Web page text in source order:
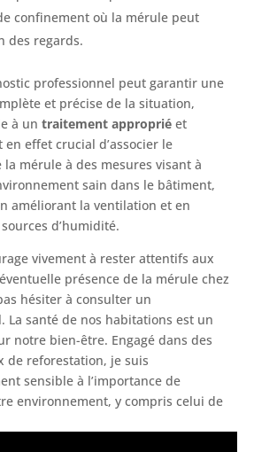
confinement où la mérule peut
des regards.
professionnel peut garantir une
et précise de la situation,
à un traitement appropriéet
effet crucial d’associer le
mérule à des mesures visant à
sain dans le bâtiment,
améliorant la ventilation et en
d’humidité.
vivement à rester attentifs aux
présence de la mérule chez
hésiter à consulter un
La santé de nos habitations est un
notre bien-être. Engagé dans des
de reforestation, je suis
sensible à l’importance de
environnement, y compris celui de